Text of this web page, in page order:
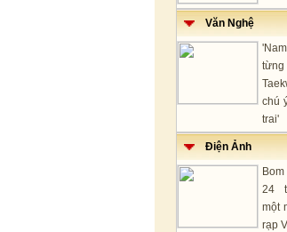
Văn Nghệ
chú
trai'
Điện Ảnh
24
một
rạp